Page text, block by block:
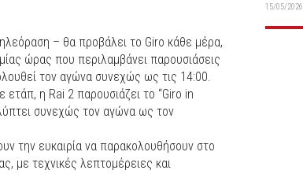
– θα προβάλει το Giro κάθε μέρα,
ώρας που περιλαμβάνει παρουσιάσεις
τον αγώνα συνεχώς ως τις 14:00.
ετάπ, η Rai 2 παρουσιάζει το “Giro in
συνεχώς τον αγώνα ως τον
την ευκαιρία να παρακολουθήσουν στο
με τεχνικές λεπτομέρειες και
15/05/2026